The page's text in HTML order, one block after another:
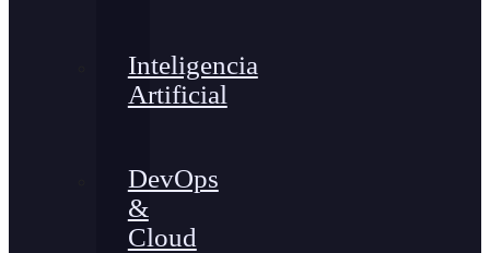
Inteligencia
Artificial
DevOps
&
Cloud